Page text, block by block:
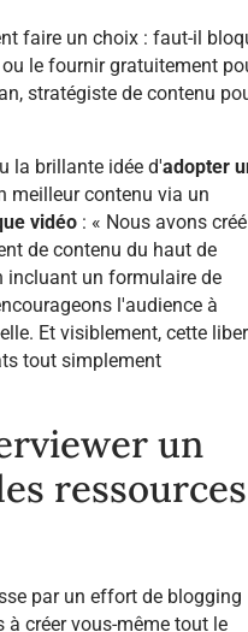
faire un choix : faut-il
le fournir gratuitement
stratégiste de contenu
la brillante idée d'adopter
meilleur contenu via un
vidéo : « Nous avons
de contenu du haut de
incluant un formulaire de
l'audience à
Et visiblement, cette
tout simplement
un
ressources
par un effort de blogging
à créer vous-même tout le